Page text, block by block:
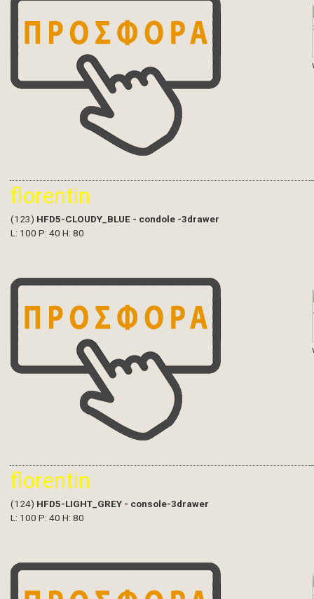
florentin
(123) HFD5-CLOUDY_BLUE - condole -3drawer
L: 100 P: 40 H: 80
florentin
(124) HFD5-LIGHT_GREY - console-3drawer
L: 100 P: 40 H: 80